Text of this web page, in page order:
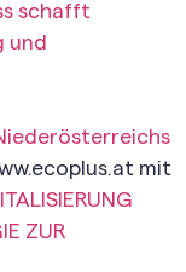
schafft
und
mit
ZUR